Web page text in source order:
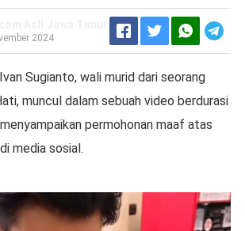
2024
Sugianto, wali murid dari seorang
muncul dalam sebuah video berdurasi
permohonan maaf atas
media sosial.